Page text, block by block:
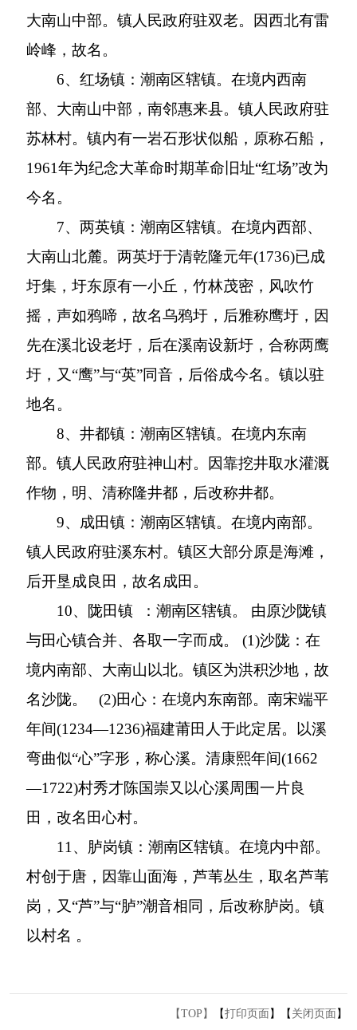
大南山中部。镇人民政府驻双老。因西北有雷
岭峰，故名。
6、红场镇：潮南区辖镇。在境内西南
部、大南山中部，南邻惠来县。镇人民政府驻
苏林村。镇内有一岩石形状似船，原称石船，
1961年为纪念大革命时期革命旧址“红场”改为
今名。
7、两英镇：潮南区辖镇。在境内西部、
大南山北麓。两英圩于清乾隆元年(1736)已成
圩集，圩东原有一小丘，竹林茂密，风吹竹
摇，声如鸦啼，故名乌鸦圩，后雅称鹰圩，因
先在溪北设老圩，后在溪南设新圩，合称两鹰
圩，又“鹰”与“英”同音，后俗成今名。镇以驻
地名。
8、井都镇：潮南区辖镇。在境内东南
部。镇人民政府驻神山村。因靠挖井取水灌溉
作物，明、清称隆井都，后改称井都。
9、成田镇：潮南区辖镇。在境内南部。
镇人民政府驻溪东村。镇区大部分原是海滩，
后开垦成良田，故名成田。
10、陇田镇
：潮南区辖镇。 由原沙陇镇
与田心镇合并、各取一字而成。
(1)沙陇：在
境内南部、大南山以北。镇区为洪积沙地，故
名沙陇。
(2)田心：在境内东南部。南宋端平
年间(1234—1236)福建莆田人于此定居。以溪
弯曲似“心”字形，称心溪。清康熙年间(1662
—1722)村秀才陈国崇又以心溪周围一片良
田，改名田心村。
11 、胪岗镇：潮南区辖镇。在境内中部。
村创于唐，因靠山面海，芦苇丛生，取名芦苇
岗，又 “芦”与“胪”潮音相同，后改称胪岗。镇
以村名 。
【TOP】 【打印页面 】【 关闭页面 】